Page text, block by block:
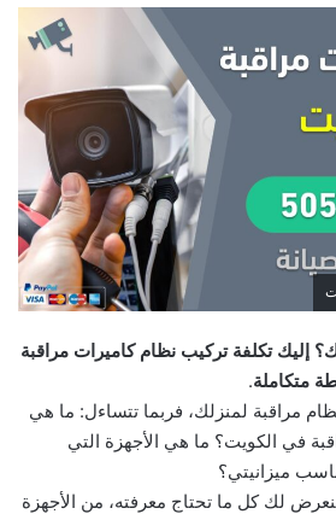
إليك تكلفة تركيب نظام كاميرات مراقبة
متكاملة.
مراقبة لمنزلك، فربما تتساءل: ما هي
في الكويت؟ ما هي الأجهزة التي
ميزانيتي؟
لك كل ما تحتاج معرفته، من الأجهزة